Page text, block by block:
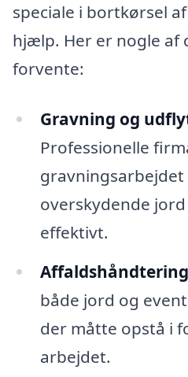
speciale i bortkørsel
hjælp. Her er nogle af
forvente:
Gravning og
Professionelle
overskydende
effektivt.
både jord og
der måtte opstå i
arbejdet.